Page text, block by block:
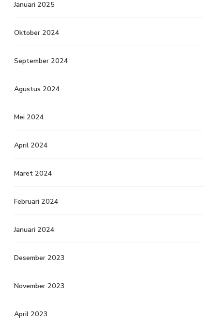
Januari 2025
Oktober 2024
September 2024
Agustus 2024
Mei 2024
April 2024
Maret 2024
Februari 2024
Januari 2024
Desember 2023
November 2023
April 2023